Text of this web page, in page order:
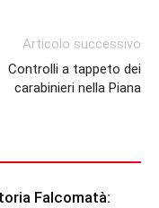
Articolo successivo
Controlli a tappeto dei
carabinieri nella Piana
Falcomatà: